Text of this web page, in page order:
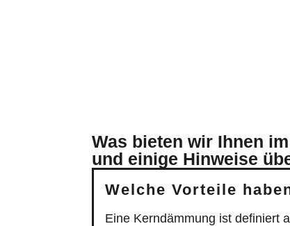
Was bieten wir Ihnen
und einige Hinweise
Welche Vorteile
Eine Kerndämmung ist definiert